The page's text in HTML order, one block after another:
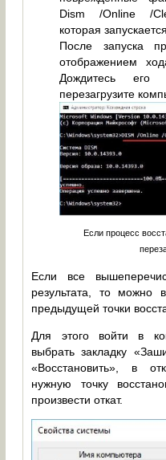
Dism /Online /
которая
После запуска
отображением
Дождитесь его
перезагрузите
Если процесс
Если все
результата, то можно
предыдущей точки
Для этого войти в
выбрать закладку
«Восстановить», в
нужную точку
произвести откат.